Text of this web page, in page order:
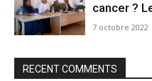
cancer ?
7 octobre 2022
RECENT COMMENTS